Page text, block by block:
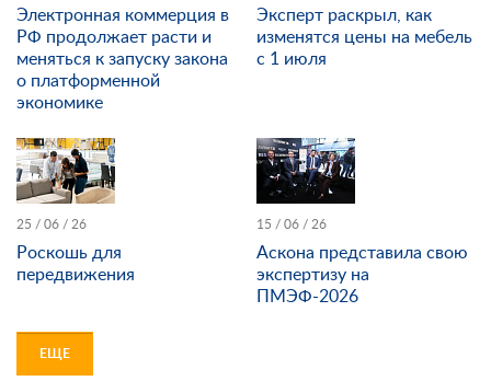
Электронная коммерция в
РФ продолжает расти и
меняться к запуску закона
о платформенной
экономике
Эксперт раскрыл, как
изменятся цены на мебель
с 1 июля
25 / 06 / 26
Роскошь для
передвижения
15 / 06 / 26
Аскона представила свою
экспертизу на
ПМЭФ-2026
ЕЩЕ